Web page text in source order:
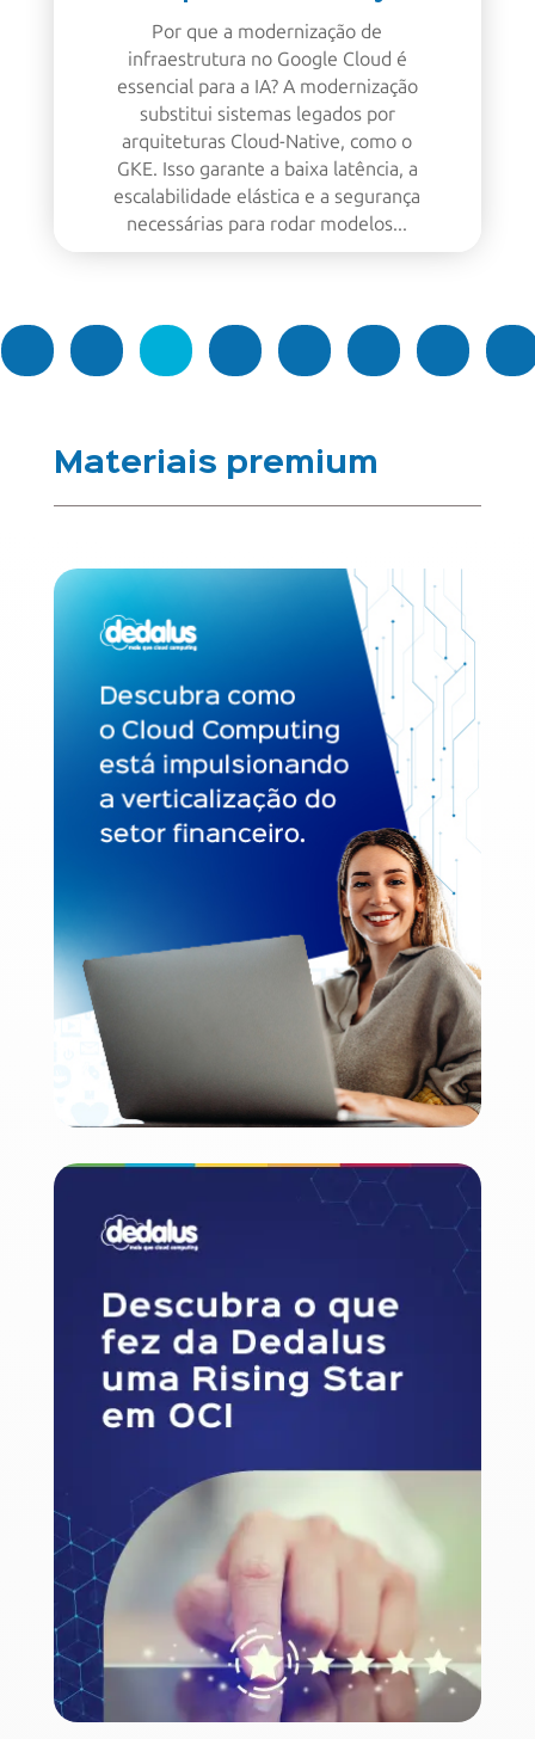
Por que a modernização de
infraestrutura no Google Cloud é
essencial para a IA? A modernização
substitui sistemas legados por
arquiteturas Cloud-Native, como o
GKE. Isso garante a baixa latência, a
escalabilidade elástica e a segurança
necessárias para rodar modelos...
Anterior Próximo
Materiais premium